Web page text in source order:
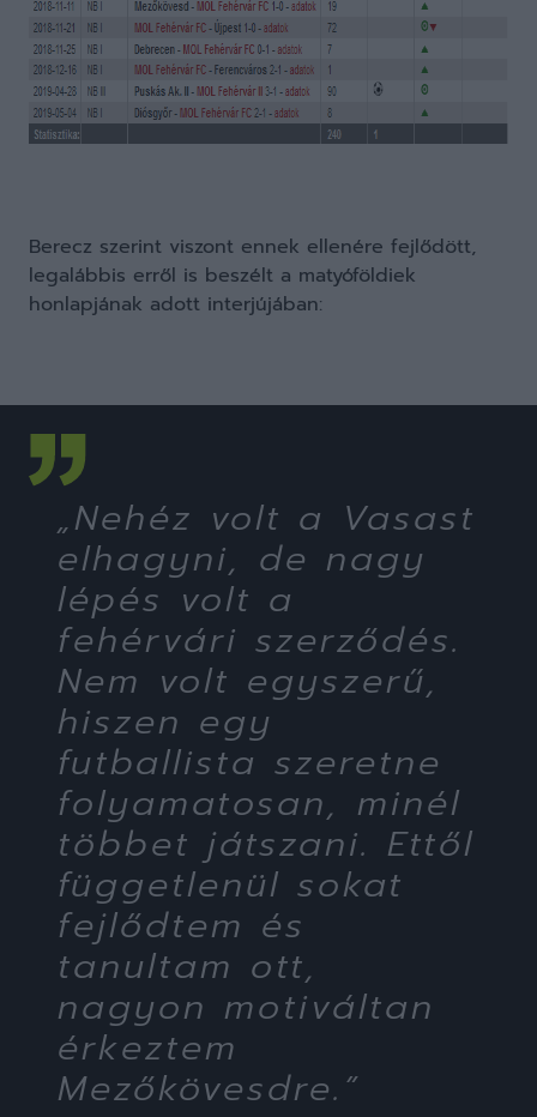
Berecz szerint viszont ennek ellenére fejlődött,
legalábbis erről is beszélt a matyóföldiek
honlapjának adott interjújában:
„Nehéz volt a Vasast
elhagyni, de nagy
lépés volt a
fehérvári szerződés.
Nem volt egyszerű,
hiszen egy
futballista szeretne
folyamatosan, minél
többet játszani. Ettől
függetlenül sokat
fejlődtem és
tanultam ott,
nagyon motiváltan
érkeztem
Mezőkövesdre.”